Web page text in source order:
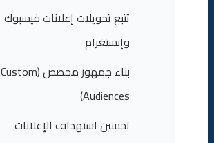
تتبع تحويلات إعلانات فيسبوك
وإنستغرام
بناء جمهور مخصص (Custom
Audiences)
تحسين استهداف الإعلانات